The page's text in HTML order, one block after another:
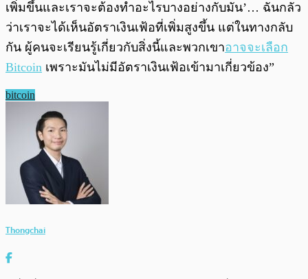
เพิ่มขึ้นและเราจะต้องทำอะไรบางอย่างกับมัน’… ฉันกลัว
ว่าเราจะได้เห็นอัตราเงินเฟ้อที่เพิ่มสูงขึ้น แต่ในทางกลับ
กัน ผู้คนจะเรียนรู้เกี่ยวกับสิ่งนี้และพวกเขาอาจจะเลือก
Bitcoin เพราะมันไม่มีอัตราเงินเฟ้อเข้ามาเกี่ยวข้อง”
bitcoin
Thongchai